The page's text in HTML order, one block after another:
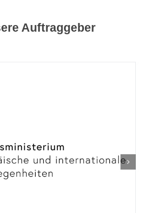
Auftraggeber